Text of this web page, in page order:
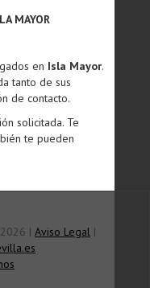
MAYOR
en Isla Mayor.
tanto de sus
de contacto.
solicitada. Te
te pueden
| Aviso Legal |